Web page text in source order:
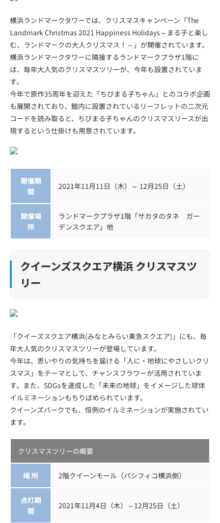
横浜ランドマークタワーでは、クリスマスキャンペーン「The
Landmark Christmas 2021 Happiness Holidays～まる子と楽し
む、ランドマークの大人クリスマス！～」が開催されています。
横浜ランドマークタワーに隣接するランドマークプラザ1階に
は、毎年大人気のクリスマスツリーが、今年も設置されていま
す。
今年で原作35周年を迎えた「ちびまる子ちゃん」とのコラボ企画
も展開されており、館内に設置されているリーフレットの二次元
コードを読み取ると、ちびまる子ちゃんのクリスマスリースが出
現するという仕掛けも用意されています。
開催期
間
2021年11月11日（木）～ 12月25日（土）
開催場
所
ランドマークプラザ1階「サカタのタネ ガー
デンスクエア」他
クイーンズスクエア横浜 クリスマスツ
リー
「クイーズスクエア横浜(みなとみらい東急スクエア)」にも、毎
年大人気のクリスマスツリーが登場しています。
今年は、思いやりの気持ちを届ける「人に・地球にやさしいクリ
スマス」をテーマとして、チャンスフラワーが活用されていま
す。また、SDGsを達成した「未来の地球」をイメージした球体
イルミネーションもちりばめられています。
クイーンズパークでも、恒例のイルミネーションが実施されてい
ます。
クリスマスツリーの概要
場 所 2階クイーンモール（パシフィコ横浜側）
点灯期
間
2021年11月4日（木）～12月25日（土）